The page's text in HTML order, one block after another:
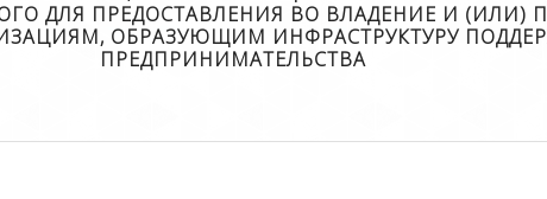
ДЛЯ ПРЕДОСТАВЛЕНИЯ ВО ВЛАДЕНИЕ И (ИЛИ)
ОБРАЗУЮЩИМ ИНФРАСТРУКТУРУ
ПРЕДПРИНИМАТЕЛЬСТВА